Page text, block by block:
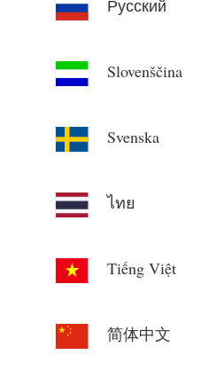
Русский
Slovenščina
Svenska
ไทย
Tiếng Việt
简体中文